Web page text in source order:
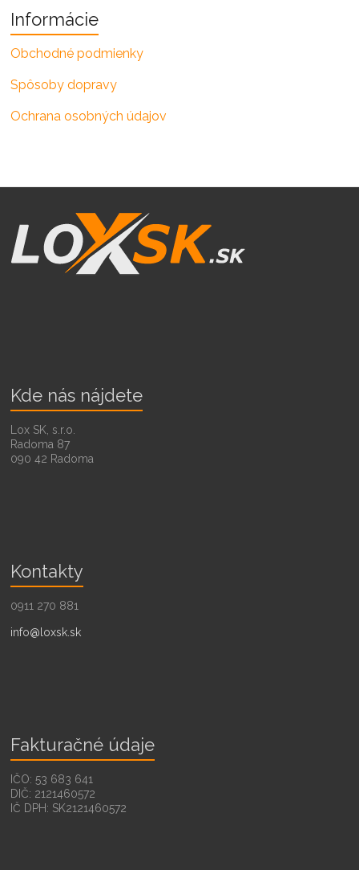
Informácie
Obchodné podmienky
Spôsoby dopravy
Ochrana osobných údajov
Kde nás nájdete
Lox SK, s.r.o.
Radoma 87
090 42 Radoma
Kontakty
0911 270 881
info@loxsk.sk
Fakturačné údaje
IČO: 53 683 641
DIČ: 2121460572
IČ DPH: SK2121460572